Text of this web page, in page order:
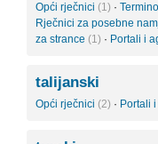
Opći rječnici (1) ·
Rječnici za posebne
za strance (1) · Portali i
talijanski
Opći rječnici (2) · Portali